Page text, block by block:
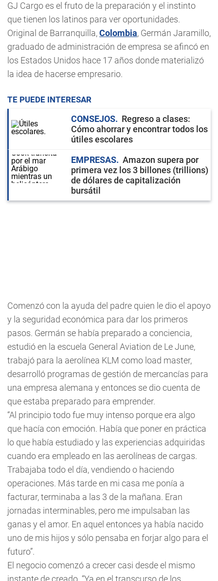
GJ Cargo es el fruto de la preparación y el instinto
que tienen los latinos para ver oportunidades.
Original de Barranquilla,Colombia, Germán Jaramillo,
graduado de administración de empresa se afincó en
los Estados Unidos hace 17 años donde materializó
la idea de hacerse empresario.
TE PUEDE INTERESAR
CONSEJOS
Regreso a clases:
Cómo ahorrar y encontrar todos los
útiles escolares
EMPRESAS
Amazon supera por
primera vez los 3 billones (trillions)
de dólares de capitalización
bursátil
Comenzó con la ayuda del padre quien le dio el apoyo
y la seguridad económica para dar los primeros
pasos. Germán se había preparado a conciencia,
estudió en la escuela General Aviation de Le June,
trabajó para la aerolínea KLM como load master,
desarrolló programas de gestión de mercancías para
una empresa alemana y entonces se dio cuenta de
que estaba preparado para emprender.
“Al principio todo fue muy intenso porque era algo
que hacía con emoción. Había que poner en práctica
lo que había estudiado y las experiencias adquiridas
cuando era empleado en las aerolíneas de cargas.
Trabajaba todo el día, vendiendo o haciendo
operaciones. Más tarde en mi casa me ponía a
facturar, terminaba a las 3 de la mañana. Eran
jornadas interminables, pero me impulsaban las
ganas y el amor. En aquel entonces ya había nacido
uno de mis hijos y sólo pensaba en forjar algo para el
futuro”.
El negocio comenzó a crecer casi desde el mismo
instante de creado. “Ya en el transcurso de los